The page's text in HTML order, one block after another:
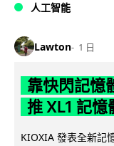
人工智能
Lawton 1 日
靠快閃記憶
推 XL1 記憶
KIOXIA 發表全新記